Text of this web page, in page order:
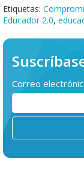
Etiquetas:
Educador 2.0,
Correo